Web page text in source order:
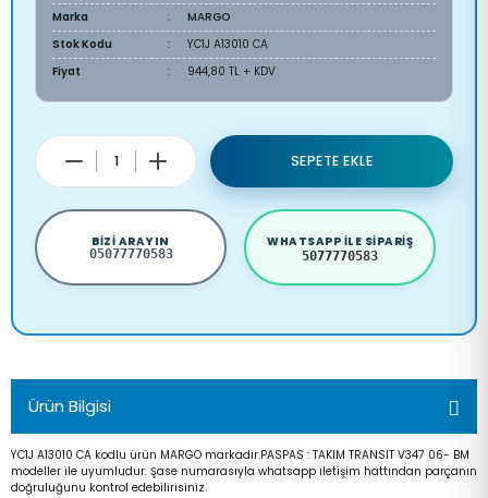
Marka
MARGO
Stok Kodu
YC1J A13010 CA
Fiyat
944,80 TL + KDV
SEPETE EKLE
BIZI ARAYIN
05077770583
WHATSAPP ILE SIPARIŞ
5077770583
Ürün Bilgisi
YC1J A13010 CA kodlu ürün MARGO markadır.PASPAS : TAKIM TRANSIT V347 06- BM
modeller ile uyumludur. Şase numarasıyla whatsapp iletişim hattından parçanın
doğruluğunu kontrol edebilirisiniz.